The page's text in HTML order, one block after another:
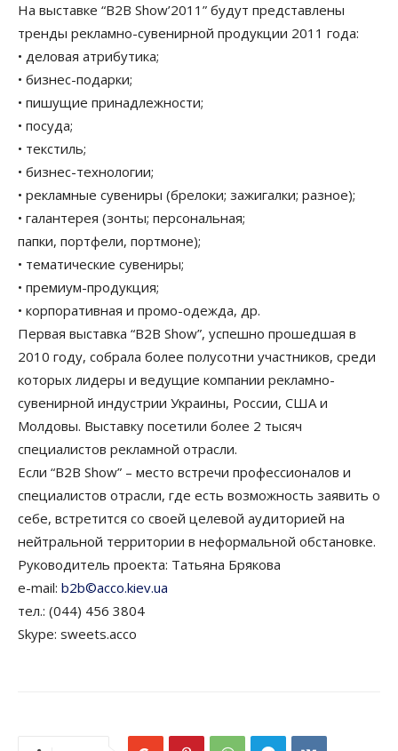
На выставке “B2B Show’2011” будут представлены
тренды рекламно-сувенирной продукции 2011 года:
• деловая атрибутика;
• бизнес-подарки;
• пишущие принадлежности;
• посуда;
• текстиль;
• бизнес-технологии;
• рекламные сувениры (брелоки; зажигалки; разное);
• галантерея (зонты; персональная;
папки, портфели, портмоне);
• тематические сувениры;
• премиум-продукция;
• корпоративная и промо-одежда, др.
Первая выставка “B2B Show”, успешно прошедшая в
2010 году, собрала более полусотни участников, среди
которых лидеры и ведущие компании рекламно-
сувенирной индустрии Украины, России, США и
Молдовы. Выставку посетили более 2 тысяч
специалистов рекламной отрасли.
Если “B2B Show” – место встречи профессионалов и
специалистов отрасли, где есть возможность заявить о
себе, встретится со своей целевой аудиторией на
нейтральной территории в неформальной обстановке.
Руководитель проекта: Татьяна Брякова
e-mail: b2b©acco.kiev.ua
тел.: (044) 456 3804
Skype: sweets.acco